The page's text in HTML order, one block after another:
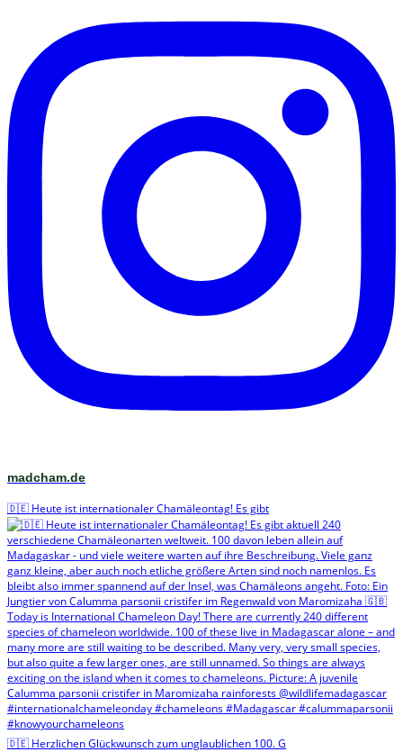
madcham.de
🇩🇪 Heute ist internationaler Chamäleontag! Es gibt
🇩🇪 Herzlichen Glückwunsch zum unglaublichen 100. G